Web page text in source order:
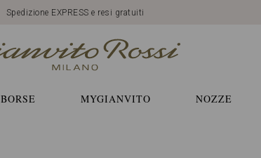
Spedizione EXPRESS e resi gratuiti
BORSE MYGIANVITO NOZZE